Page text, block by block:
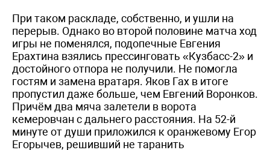
При таком раскладе, собственно, и ушли на
перерыв. Однако во второй половине матча ход
игры не поменялся, подопечные Евгения
Ерахтина взялись прессинговать «Кузбасс-2» и
достойного отпора не получили. Не помогла
гостям и замена вратаря. Яков Гах в итоге
пропустил даже больше, чем Евгений Воронков.
Причём два мяча залетели в ворота
кемеровчан с дальнего расстояния. На 52-й
минуте от души приложился к оранжевому Егор
Егорычев, решивший не таранить